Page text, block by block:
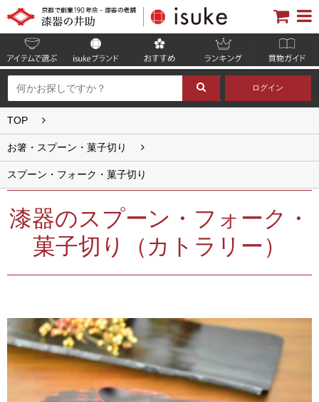
ログイン
TOP
お箸・スプーン・菓子切り
スプーン・フォーク・菓子切り
漆器のスプーン・フォーク・
菓子切り（カトラリー）